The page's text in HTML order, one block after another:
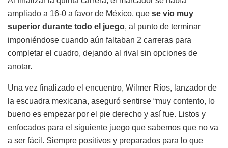
ampliado a 16-0 a favor de México, que se vio muy
superior durante todo el juego, al punto de terminar
imponiéndose cuando aún faltaban 2 carreras para
completar el cuadro, dejando al rival sin opciones de
anotar.
Una vez finalizado el encuentro, Wilmer Ríos, lanzador de
la escuadra mexicana, aseguró sentirse “muy contento, lo
bueno es empezar por el pie derecho y así fue. Listos y
enfocados para el siguiente juego que sabemos que no va
a ser fácil. Siempre positivos y preparados para lo que